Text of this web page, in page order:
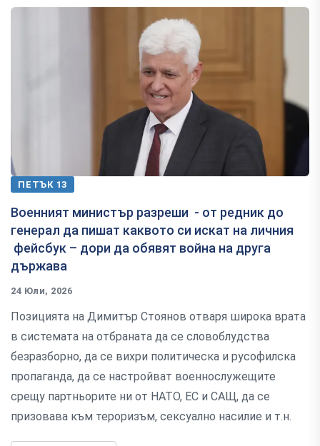
ПЕТЪК 13
Военният министър разреши - от редник до
генерал да пишат каквото си искат на личния
фейсбук – дори да обявят война на друга
държава
24 Юли, 2026
Позицията на Димитър Стоянов отваря широка врата
в системата на отбраната да се словоблудства
безразборно, да се вихри политическа и русофилска
пропаганда, да се настройват военнослужещите
срещу партньорите ни от НАТО, ЕС и САЩ, да се
призовава към тероризъм, сексуално насилие и т.н.